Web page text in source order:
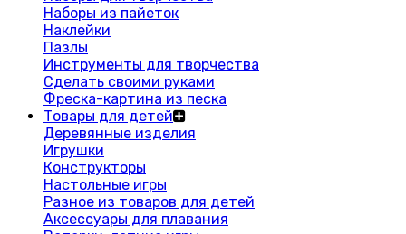
Наборы из пайеток
Наклейки
Пазлы
Инструменты для творчества
Сделать своими руками
Фреска-картина из песка
Товары для детей
Деревянные изделия
Игрушки
Конструкторы
Настольные игры
Разное из товаров для детей
Аксессуары для плавания